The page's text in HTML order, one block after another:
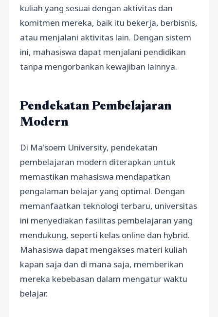
kuliah yang sesuai dengan aktivitas dan
komitmen mereka, baik itu bekerja, berbisnis,
atau menjalani aktivitas lain. Dengan sistem
ini, mahasiswa dapat menjalani pendidikan
tanpa mengorbankan kewajiban lainnya.
Pendekatan Pembelajaran
Modern
Di Ma'soem University, pendekatan
pembelajaran modern diterapkan untuk
memastikan mahasiswa mendapatkan
pengalaman belajar yang optimal. Dengan
memanfaatkan teknologi terbaru, universitas
ini menyediakan fasilitas pembelajaran yang
mendukung, seperti kelas online dan hybrid.
Mahasiswa dapat mengakses materi kuliah
kapan saja dan di mana saja, memberikan
mereka kebebasan dalam mengatur waktu
belajar.